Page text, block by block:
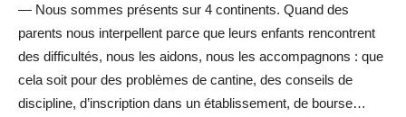
— Nous sommes présents sur 4 continents. Quand des
parents nous interpellent parce que leurs enfants rencontrent
des difficultés, nous les aidons, nous les accompagnons : que
cela soit pour des problèmes de cantine, des conseils de
discipline, d’inscription dans un établissement, de bourse…